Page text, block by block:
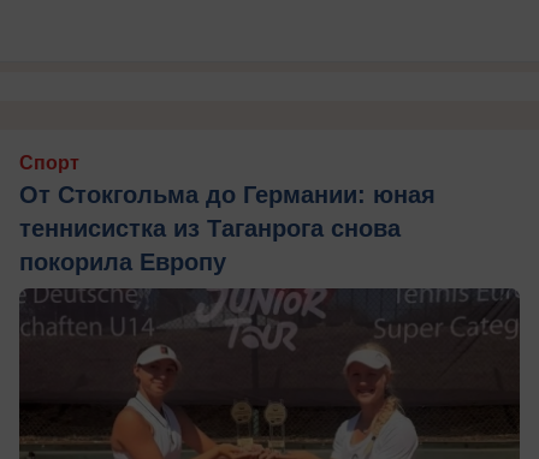
Спорт
От Стокгольма до Германии: юная
теннисистка из Таганрога снова
покорила Европу